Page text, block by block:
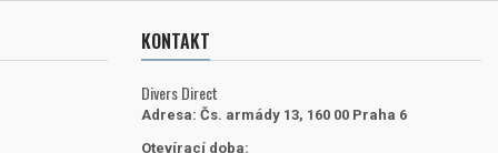
KONTAKT
Divers Direct
Adresa: Čs. armády 13, 160 00 Praha 6
Otevírací doba: